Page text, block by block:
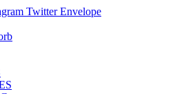
Twitter Envelope